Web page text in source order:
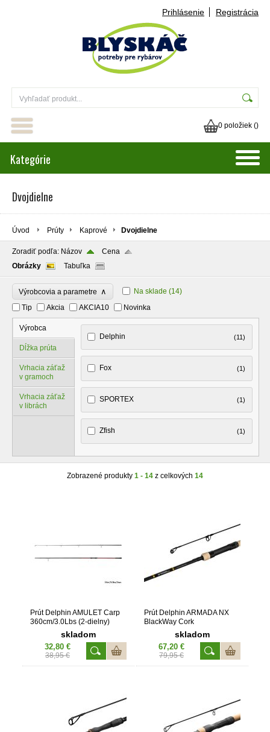
Prihlásenie Registrácia
0 položiek ()
Kategórie
Dvojdielne
Úvod Prúty Kaprové Dvojdielne
Zoradiť podľa: Názov
Cena
Obrázky
Tabuľka
Výrobcovia a parametre ∧ Na sklade (14)
Tip
Akcia AKCIA10 Novinka
Výrobca
Dĺžka prúta
Vrhacia záťaž
v gramoch
Vrhacia záťaž
v librách
Delphin (11)
Fox (1)
SPORTEX (1)
Zfish (1)
Zobrazené produkty 1 - 14 z celkových 14
Prút Delphin AMULET Carp
360cm/3.0Lbs (2-dielny)
skladom
32,80 €
38,95 €
Prút Delphin ARMADA NX
BlackWay Cork
360cm/3.0Lbs (2-dielny)
skladom
67,20 €
79,95 €